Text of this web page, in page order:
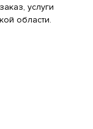
услуги
области.